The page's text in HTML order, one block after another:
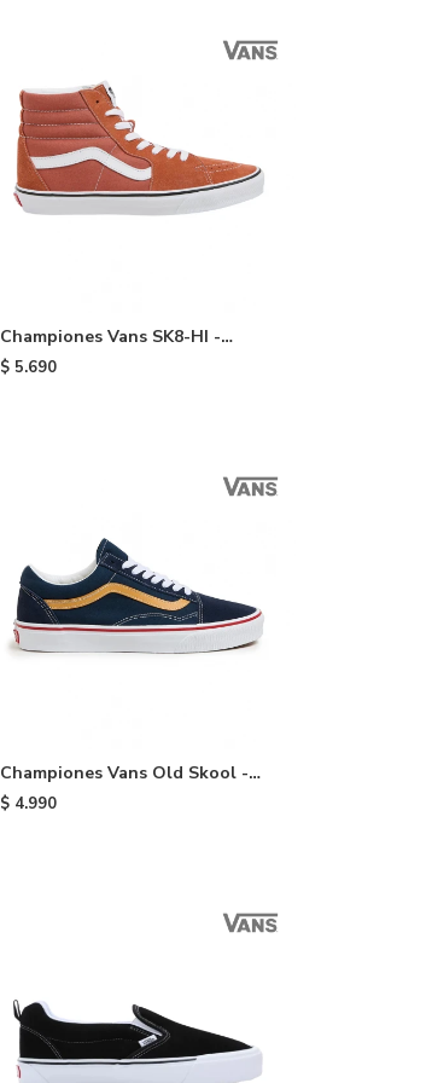
Championes Vans SK8-HI -
Orange
$ 5.690
Championes Vans Old Skool -
Blue/white/yellow
$ 4.990